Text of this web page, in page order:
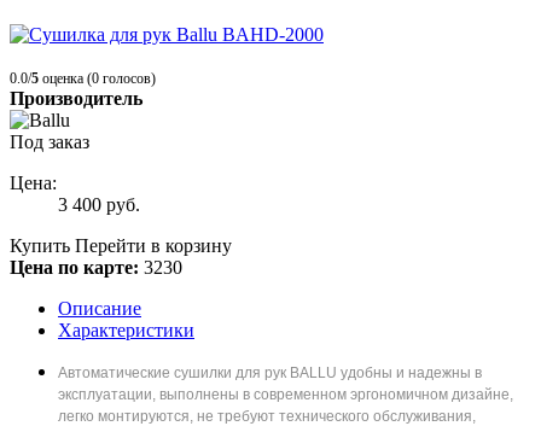
0.0/5 оценка (0 голосов)
Производитель
Под заказ
Цена:
3 400 руб.
Купить Перейти в корзину
Цена по карте: 3230
Описание
Характеристики
Автоматические сушилки для рук BALLU удобны и надежны в
эксплуатации, выполнены в современном эргономичном дизайне,
легко монтируются, не требуют технического обслуживания,